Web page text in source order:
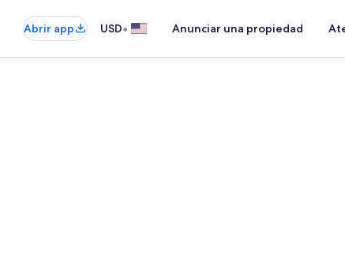
Abrir app USD• Anunciar una propiedad